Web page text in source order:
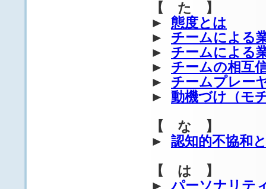
【 た 】
► 態度とは
► チームによる
► チームによる
► チームの相互
► チームプレー
► 動機づけ（モ
【 な 】
► 認知的不協和
【 は 】
►パーソナリテ